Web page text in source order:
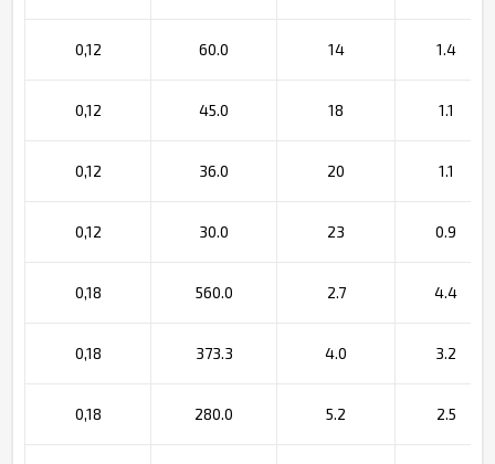
0,12 60.0 14 1.4
0,12 45.0 18 1.1
0,12 36.0 20 1.1
0,12 30.0 23 0.9
0,18 560.0 2.7 4.4
0,18 373.3 4.0 3.2
0,18 280.0 5.2 2.5